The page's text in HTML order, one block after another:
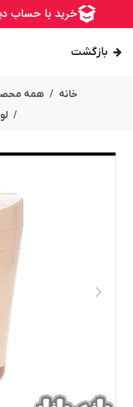
بازگشت
خانه همه